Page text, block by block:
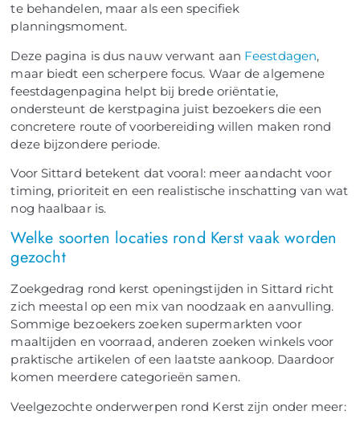
te behandelen, maar als een specifiek
planningsmoment.
Deze pagina is dus nauw verwant aan Feestdagen,
maar biedt een scherpere focus. Waar de algemene
feestdagenpagina helpt bij brede oriëntatie,
ondersteunt de kerstpagina juist bezoekers die een
concretere route of voorbereiding willen maken rond
deze bijzondere periode.
Voor Sittard betekent dat vooral: meer aandacht voor
timing, prioriteit en een realistische inschatting van wat
nog haalbaar is.
Welke soorten locaties rond Kerst vaak worden
gezocht
Zoekgedrag rond kerst openingstijden in Sittard richt
zich meestal op een mix van noodzaak en aanvulling.
Sommige bezoekers zoeken supermarkten voor
maaltijden en voorraad, anderen zoeken winkels voor
praktische artikelen of een laatste aankoop. Daardoor
komen meerdere categorieën samen.
Veelgezochte onderwerpen rond Kerst zijn onder meer: